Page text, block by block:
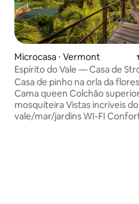
Microcasa ⋅ Vermont
Espírito do Vale — Casa de
Casa de pinho na orla da
Cama queen Colchão superior
mosquiteira Vistas incríveis do
vale/mar/jardins WI-FI